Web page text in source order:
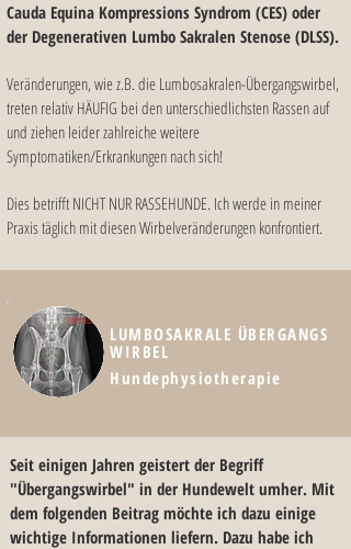
Cauda Equina Kompressions Syndrom (CES) oder
der Degenerativen Lumbo Sakralen Stenose (DLSS).
Veränderungen, wie z.B. die Lumbosakralen-Übergangswirbel,
treten relativ HÄUFIG bei den unterschiedlichsten Rassen auf
und ziehen leider zahlreiche weitere
Symptomatiken/Erkrankungen nach sich!
Dies betrifft NICHT NUR RASSEHUNDE. Ich werde in meiner
Praxis täglich mit diesen Wirbelveränderungen konfrontiert.
LUMBOSAKRALE ÜBERGANGS
WIRBEL
Hundephysiotherapie
Seit einigen Jahren geistert der Begriff
"Übergangswirbel" in der Hundewelt umher. Mit
dem folgenden Beitrag möchte ich dazu einige
wichtige Informationen liefern. Dazu habe ich